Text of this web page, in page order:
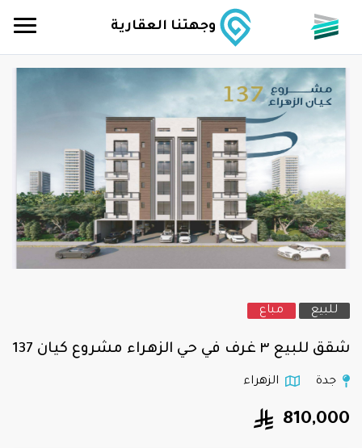
وجهتنا العقارية
للبيع مباع
شقق للبيع ٣ غرف في حي الزهراء مشروع كيان 137
جدة الزهراء
810,000